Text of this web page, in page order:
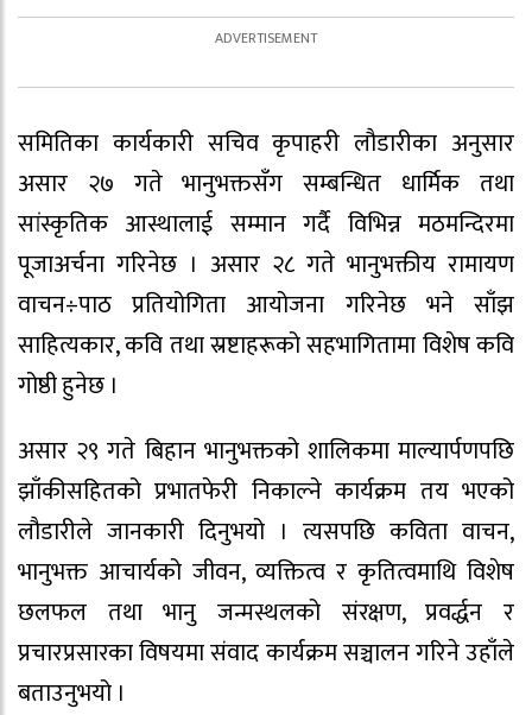
समितिका कार्यकारी सचिव कृपाहरी लौडारीका अनुसार
असार २७ गते भानुभक्तसँग सम्बन्धित धार्मिक तथा
सांस्कृतिक आस्थालाई सम्मान गर्दै विभिन्न मठमन्दिरमा
पूजाअर्चना गरिनेछ । असार २८ गते भानुभक्तीय रामायण
वाचन÷पाठ प्रतियोगिता आयोजना गरिनेछ भने साँझ
साहित्यकार, कवि तथा स्रष्टाहरूको सहभागितामा विशेष कवि
गोष्ठी हुनेछ ।
असार २९ गते बिहान भानुभक्तको शालिकमा माल्यार्पणपछि
झाँकीसहितको प्रभातफेरी निकाल्ने कार्यक्रम तय भएको
लौडारीले जानकारी दिनुभयो । त्यसपछि कविता वाचन,
भानुभक्त आचार्यको जीवन, व्यक्तित्व र कृतित्वमाथि विशेष
छलफल तथा भानु जन्मस्थलको संरक्षण, प्रवर्द्धन र
प्रचारप्रसारका विषयमा संवाद कार्यक्रम सञ्चालन गरिने उहाँले
बताउनुभयो ।